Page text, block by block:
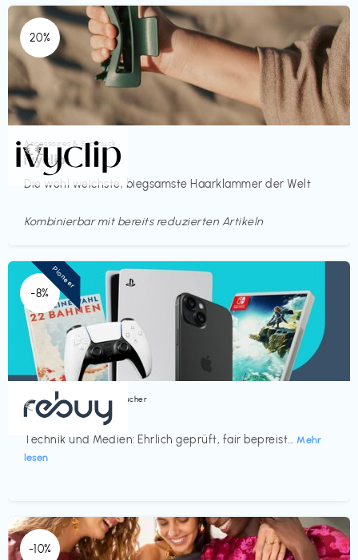
20%
Accessoires & Schmuck
ivyclip
Die wohl weichste, biegsamste Haarklammer der Welt
€€‎
Kombinierbar mit bereits reduzierten Artikeln
-8%
Bücher, Magazine & Hörbücher
rebuy
Technik und Medien: Ehrlich geprüft, fair bepreist... Mehr
lesen
€‎
Pioneer
-10%